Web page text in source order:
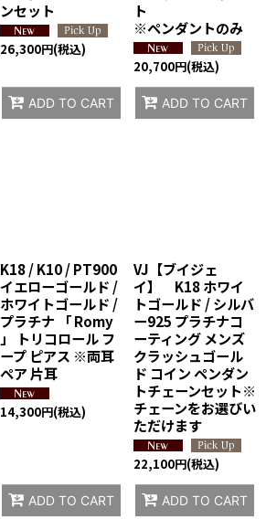
ンセット
26,300円(税込)
ADD TO CART
ト
※ペンダントのみ
20,700円(税込)
ADD TO CART
K18 / K10 / PT900
イエローゴールド /
ホワイトゴールド /
プラチナ 「 Romy
」 トリコロール フ
ープ ピアス ※両耳
ペア 片耳
14,300円(税込)
ADD TO CART
VJ【ブイジェ
イ】 K18 ホワイ
トゴールド / シルバ
ー925 プラチナコ
ーティング メンズ
クラッシュゴール
ド コイン ペンダン
トチェーンセット※
チェーンをお選びい
ただけます
22,100円(税込)
ADD TO CART